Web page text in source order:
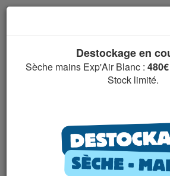
Bienvenue
ICA
Destockage en
Sèche mains Exp'Air Blanc :
Stock limité.